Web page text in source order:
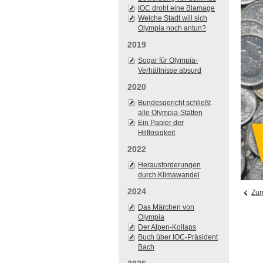
IOC droht eine Blamage
Welche Stadt will sich
Olympia noch antun?
2019
Sogar für Olympia-
Verhältnisse absurd
2020
Bundesgericht schließt
alle Olympia-Stätten
Ein Papier der
Hilflosigkeit
2022
Herausforderungen
durch Klimawandel
2024
Das Märchen von
Olympia
Der Alpen-Kollaps
Buch über IOC-Präsident
Bach